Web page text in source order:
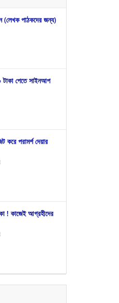
(লেখক পাঠকদের জন্য)
পেতে সাইনআপ
করে পরামর্শ দেয়ার
! কাজেই আগ্রহীদের